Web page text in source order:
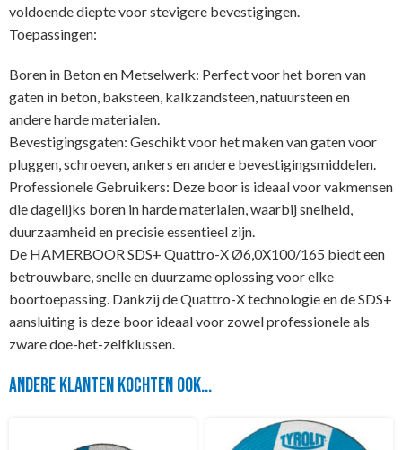
voldoende diepte voor stevigere bevestigingen.
Toepassingen:
Boren in Beton en Metselwerk: Perfect voor het boren van
gaten in beton, baksteen, kalkzandsteen, natuursteen en
andere harde materialen.
Bevestigingsgaten: Geschikt voor het maken van gaten voor
pluggen, schroeven, ankers en andere bevestigingsmiddelen.
Professionele Gebruikers: Deze boor is ideaal voor vakmensen
die dagelijks boren in harde materialen, waarbij snelheid,
duurzaamheid en precisie essentieel zijn.
De HAMERBOOR SDS+ Quattro-X Ø6,0X100/165 biedt een
betrouwbare, snelle en duurzame oplossing voor elke
boortoepassing. Dankzij de Quattro-X technologie en de SDS+
aansluiting is deze boor ideaal voor zowel professionele als
zware doe-het-zelfklussen.
Andere klanten kochten ook...